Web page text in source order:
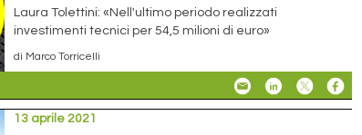
Laura Tolettini: «Nell'ultimo periodo realizzati
investimenti tecnici per 54,5 milioni di euro»
di Marco Torricelli
13 aprile 2021